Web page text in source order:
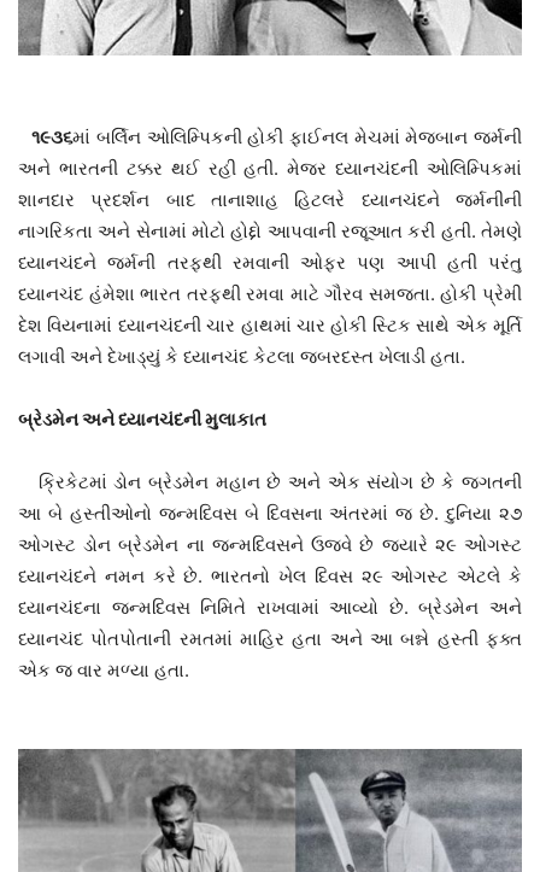
૧૯૩૬માં બર્લિન ઓલિમ્પિકની હોકી ફાઈનલ મેચમાં મેજબાન જર્મની
અને ભારતની ટક્કર થઈ રહી હતી. મેજર ધ્યાનચંદની ઓલિમ્પિકમાં
શાનદાર પ્રદર્શન બાદ તાનાશાહ હિટલરે ધ્યાનચંદને જર્મનીની
નાગરિકતા અને સેનામાં મોટો હોદ્દો આપવાની રજૂઆત કરી હતી. તેમણે
ધ્યાનચંદને જર્મની તરફથી રમવાની ઓફર પણ આપી હતી પરંતુ
ધ્યાનચંદ હંમેશા ભારત તરફથી રમવા માટે ગૌરવ સમજતા. હોકી પ્રેમી
દેશ વિયનામાં ધ્યાનચંદની ચાર હાથમાં ચાર હોકી સ્ટિક સાથે એક મૂર્તિ
લગાવી અને દેખાડ્યું કે ધ્યાનચંદ કેટલા જબરદસ્ત ખેલાડી હતા.
બ્રેડમેન અને ધ્યાનચંદની મુલાકાત
ક્રિકેટમાં ડોન બ્રેડમેન મહાન છે અને એક સંયોગ છે કે જગતની
આ બે હસ્તીઓનો જન્મદિવસ બે દિવસના અંતરમાં જ છે. દુનિયા ૨૭
ઓગસ્ટ ડોન બ્રેડમેન ના જન્મદિવસને ઉજવે છે જયારે ૨૯ ઓગસ્ટ
ધ્યાનચંદને નમન કરે છે. ભારતનો ખેલ દિવસ ૨૯ ઓગસ્ટ એટલે કે
ધ્યાનચંદના જન્મદિવસ નિમિતે રાખવામાં આવ્યો છે. બ્રેડમેન અને
ધ્યાનચંદ પોતપોતાની રમતમાં માહિર હતા અને આ બન્ને હસ્તી ફક્ત
એક જ વાર મળ્યા હતા.